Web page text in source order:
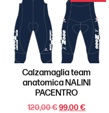
Calzamaglia team
anatomica NALINI
PACENTRO
120,00€99,00€